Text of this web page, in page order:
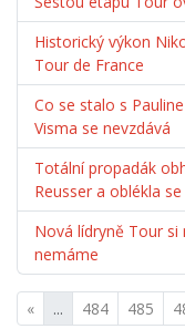
Historický výkon
Tour de France
Co se stalo s
Visma se nevzdává
Totální propadák
Reusser a oblékla
Nová lídryně Tour si
nemáme
« ... 484 485